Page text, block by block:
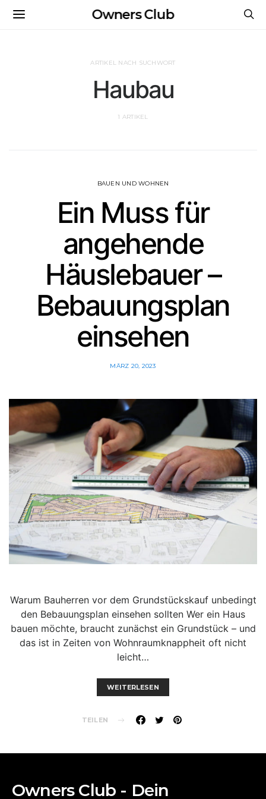
Owners Club
ARTIKEL NACH SUCHWORT
Haubau
1 ARTIKEL
BAUEN UND WOHNEN
Ein Muss für
angehende
Häuslebauer –
Bebauungsplan
einsehen
MÄRZ 20, 2023
Warum Bauherren vor dem Grundstückskauf unbedingt
den Bebauungsplan einsehen sollten Wer ein Haus
bauen möchte, braucht zunächst ein Grundstück – und
das ist in Zeiten von Wohnraumknappheit oft nicht
leicht…
WEITERLESEN
TEILEN
Owners Club - Dein